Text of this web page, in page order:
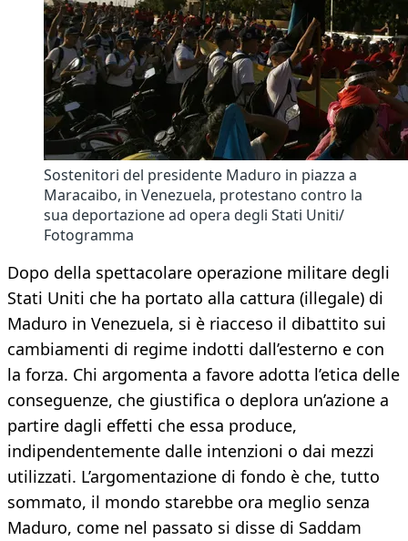
Sostenitori del presidente Maduro in piazza a
Maracaibo, in Venezuela, protestano contro la
sua deportazione ad opera degli Stati Uniti/
Fotogramma
Dopo della spettacolare operazione militare degli
Stati Uniti che ha portato alla cattura (illegale) di
Maduro in Venezuela, si è riacceso il dibattito sui
cambiamenti di regime indotti dall’esterno e con
la forza. Chi argomenta a favore adotta l’etica delle
conseguenze, che giustifica o deplora un’azione a
partire dagli effetti che essa produce,
indipendentemente dalle intenzioni o dai mezzi
utilizzati. L’argomentazione di fondo è che, tutto
sommato, il mondo starebbe ora meglio senza
Maduro, come nel passato si disse di Saddam